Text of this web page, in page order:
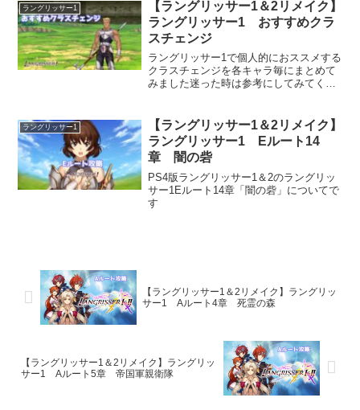
ラングリッサー1
【ラングリッサー1＆2リメイク】
ラングリッサー1 おすすめクラ
スチェンジ
ラングリッサー1で個人的におススメする
クラスチェンジを各キャラ毎にまとめて
みました迷った時は参考にしてみてくだ
ラングリッサー1
【ラングリッサー1＆2リメイク】
ラングリッサー1 Eルート14
章 闇の砦
PS4版ラングリッサー1＆2のラングリッ
サー1Eルート14章「闇の砦」についてで
す
【ラングリッサー1＆2リメイク】ラングリッ
サー1 Aルート4章 死霊の森
【ラングリッサー1＆2リメイク】ラングリッ
サー1 Aルート5章 帝国軍親衛隊